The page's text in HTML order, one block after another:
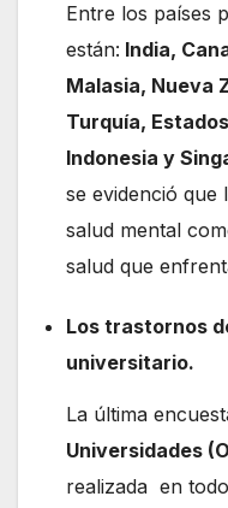
Entre los países
están: India,
Malasia, Nueva
Turquía,
Indonesia y
se evidenció que
salud mental
salud que
Los trastornos
universitario.
La última
Universidades
realizada en